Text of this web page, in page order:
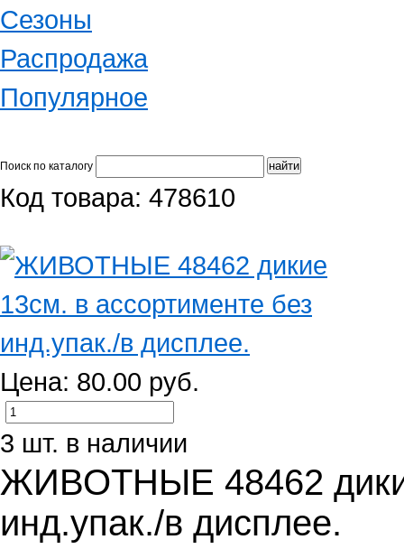
Сезоны
Распродажа
Популярное
Поиск по каталогу
Код товара: 478610
Цена: 80.00 руб.
3 шт. в наличии
ЖИВОТНЫЕ 48462
инд.упак./в дисплее.